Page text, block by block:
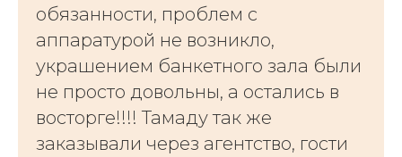
обязанности, проблем с
аппаратурой не возникло,
украшением банкетного зала были
не просто довольны, а остались в
восторге!!!! Тамаду так же
заказывали через агентство, гости